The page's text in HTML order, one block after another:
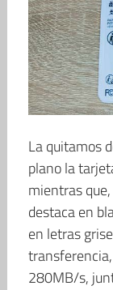
La quitamos
plano la
mientras
destaca en
en letras
280MB/s,